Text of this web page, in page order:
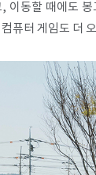
이동할 때에도
퓨터 게임도 더